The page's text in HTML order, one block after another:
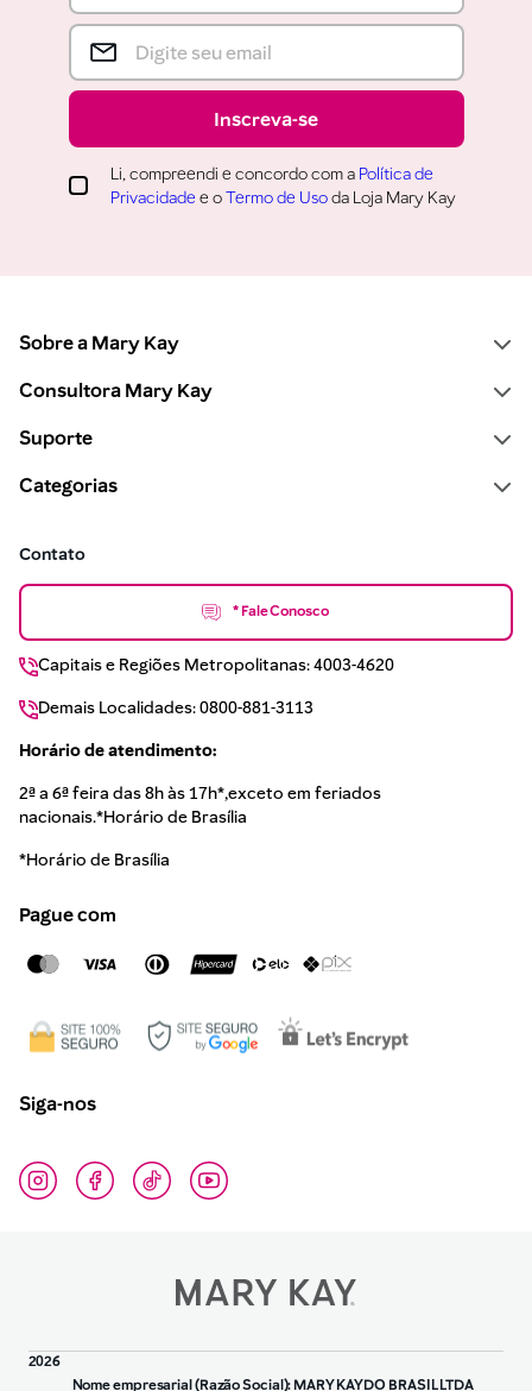
Inscreva-se
Li, compreendi e concordo com a Política de
Privacidade e oTermo de Usoda Loja Mary Kay
Sobre a Mary Kay
Consultora Mary Kay
Suporte
Categorias
Contato
* Fale Conosco
Capitais e Regiões Metropolitanas: 4003-4620
Demais Localidades: 0800-881-3113
Horário de atendimento:
2ª a 6ª feira das 8h às 17h*,exceto em feriados
nacionais.*Horário de Brasília
*Horário de Brasília
Pague com
Siga-nos
2026
Nome empresarial (Razão Social): MARY KAY DO BRASIL LTDA